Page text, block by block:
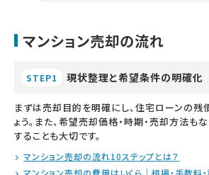
マンション売却の流れ
STEP1 現状整理と希望条件の明確化
まずは売却目的を明確にし、住宅ローンの残
ょう。また、希望売却価格・時期・売却方法も
することも大切です。
マンション売却の流れ10ステップとは？
マンション売却の費用はいくら｜相場・手数料